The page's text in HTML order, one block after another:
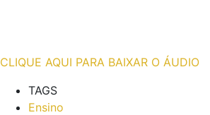
CLIQUE AQUI PARA BAIXAR O ÁUDIO
TAGS
Ensino